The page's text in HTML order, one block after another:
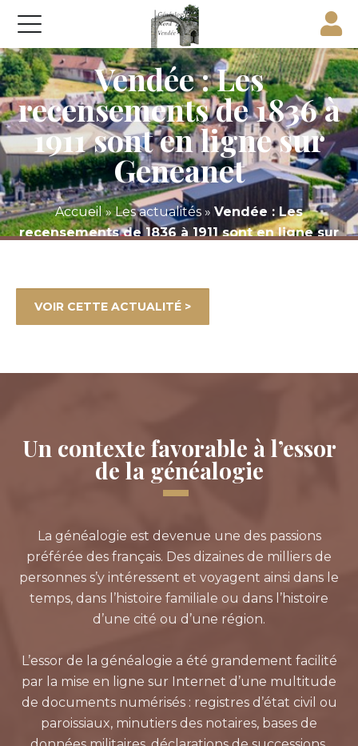
Vendée : Les
recensements de 1836 à
1911 sont en ligne sur
Geneanet
Accueil»Les actualités » Vendée : Les
recensements de 1836 à 1911 sont en ligne sur
VOIR CETTE ACTUALITÉ >
Un contexte favorable à l’essor
de la généalogie
La généalogie est devenue une des passions
préférée des français. Des dizaines de milliers de
personnes s’y intéressent et voyagent ainsi dans le
temps, dans l’histoire familiale ou dans l’histoire
d’une cité ou d’une région.
L’essor de la généalogie a été grandement facilité
par la mise en ligne sur Internet d’une multitude
de documents numérisés : registres d’état civil ou
paroissiaux, minutiers des notaires, bases de